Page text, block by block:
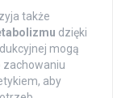
także
dzięki
mogą
zachowaniu
aby